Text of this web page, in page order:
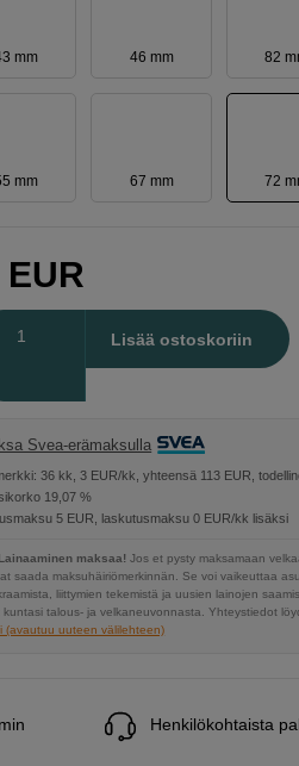
mm 46 mm 82
mm 67 mm 72
EUR
Lisää ostoskoriin
Svea-erämaksulla
36 kk, 3 EUR/kk, yhteensä 113 EUR,
19,07 %
5 EUR, laskutusmaksu 0 EUR/kk lisäksi
Lainaaminen maksaa! Jos et pysty maksamaan
saada maksuhäiriömerkinnän. Se voi vaikeuttaa
liittymien tekemistä ja uusien lainojen
kuntasi talous- ja velkaneuvonnasta. Yhteystiedot
(avautuu uuteen välilehteen)
Henkilökohtaista